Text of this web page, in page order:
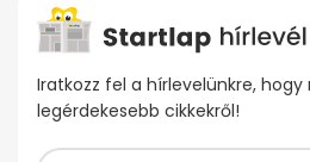
Iratkozz fel a hírlevelünkre,
legérdekesebb cikkekről!